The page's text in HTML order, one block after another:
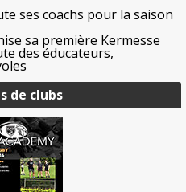
ses coachs pour la saison
sa première Kermesse
des éducateurs,
de clubs